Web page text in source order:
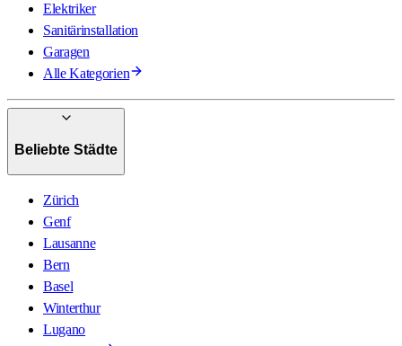
Elektriker
Sanitärinstallation
Garagen
Alle Kategorien
Beliebte Städte
Zürich
Genf
Lausanne
Bern
Basel
Winterthur
Lugano